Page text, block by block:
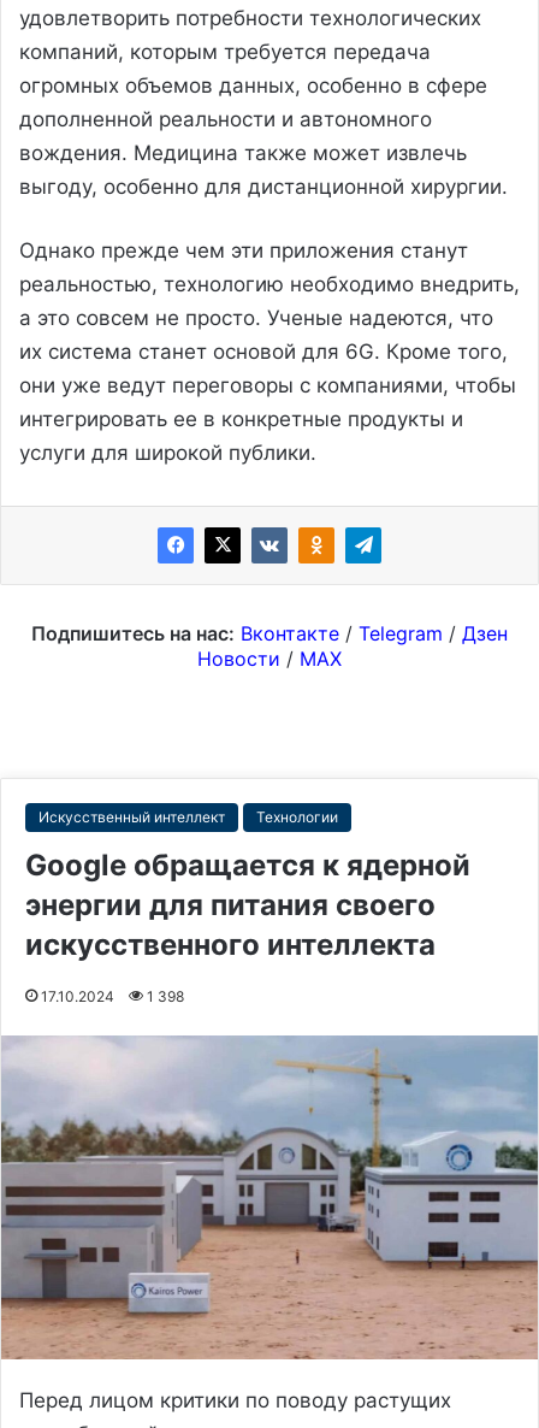
удовлетворить потребности технологических
компаний, которым требуется передача
огромных объемов данных, особенно в сфере
дополненной реальности и автономного
вождения. Медицина также может извлечь
выгоду, особенно для дистанционной хирургии.
Однако прежде чем эти приложения станут
реальностью, технологию необходимо внедрить,
а это совсем не просто. Ученые надеются, что
их система станет основой для 6G. Кроме того,
они уже ведут переговоры с компаниями, чтобы
интегрировать ее в конкретные продукты и
услуги для широкой публики.
Подпишитесь на нас: Вконтакте / Telegram / Дзен
Новости / MAX